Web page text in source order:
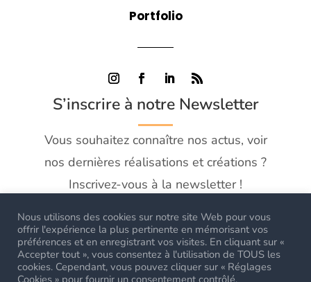
Portfolio
S’inscrire à notre Newsletter
Vous souhaitez connaître nos actus, voir
nos dernières réalisations et créations ?
Inscrivez-vous à la newsletter !
Nous utilisons des cookies sur notre site Web pour vous
offrir l'expérience la plus pertinente en mémorisant vos
préférences et en enregistrant vos visites. En cliquant sur «
Accepter tout », vous consentez à l'utilisation de TOUS les
cookies. Cependant, vous pouvez cliquer sur « Réglages
Cookies » pour fournir un consentement contrôlé.